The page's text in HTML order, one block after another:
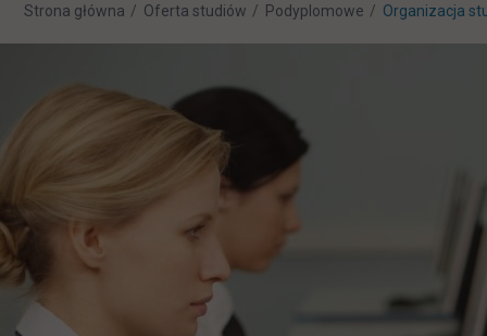
Strona główna Oferta studiów Podyplomowe Organizacja